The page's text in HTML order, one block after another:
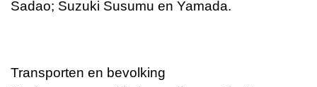
Sadao; Suzuki Susumu en Yamada.
Transporten en bevolking